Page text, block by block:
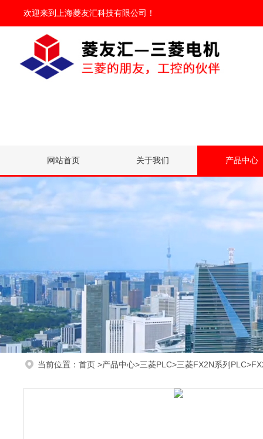
欢迎来到 上海菱友汇科技有限公司 ！
网站首页 关于我们 产品中心
当前位置： 首页 >产品中心>三菱PLC>三菱FX2N系列PLC